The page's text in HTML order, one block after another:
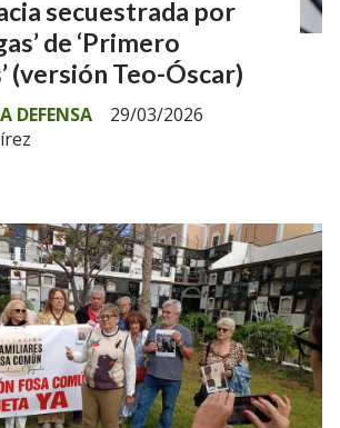
secuestrada por
de ‘Primero
(versión Teo-Óscar)
DEFENSA 29/03/2026